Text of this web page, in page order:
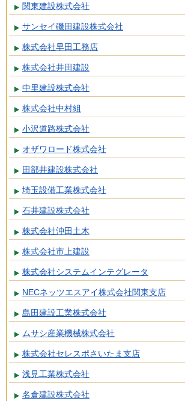
関東建設株式会社
サンセイ磯田建設株式会社
株式会社早田工務店
株式会社井田建設
中里建設株式会社
株式会社中村組
小沢道路株式会社
オザワロード株式会社
田部井建設株式会社
埼玉設備工業株式会社
石井建設株式会社
株式会社沖田土木
株式会社市上建設
株式会社システムインテグレータ
NECネッツエスアイ株式会社関東支店
島田建設工業株式会社
ムサシ産業機械株式会社
株式会社セレスポさいたま支店
浅見工業株式会社
名倉建設株式会社